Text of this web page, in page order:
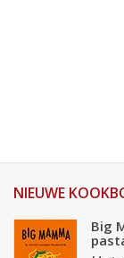
NIEUWE
Big